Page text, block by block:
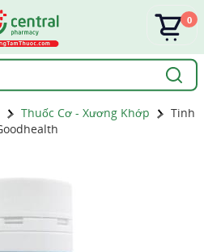
0
Thuốc Cơ - Xương Khớp
Tinh